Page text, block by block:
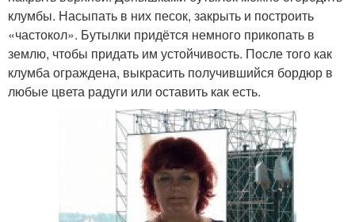
клумбы. Насыпать в них песок, закрыть и построить
«частокол». Бутылки придётся немного прикопать в
землю, чтобы придать им устойчивость. После того как
клумба ограждена, выкрасить получившийся бордюр в
любые цвета радуги или оставить как есть.